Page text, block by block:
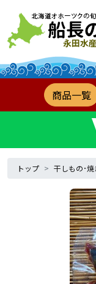
商品一覧
トップ 干しもの･焼